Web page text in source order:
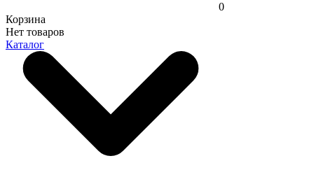
0
Корзина
Нет товаров
Каталог